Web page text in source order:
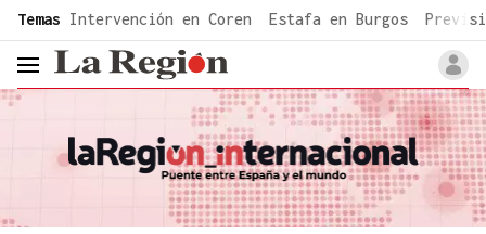
common.go-to-content
Temas Intervención en Coren Estafa en Burgos
header.menu.open